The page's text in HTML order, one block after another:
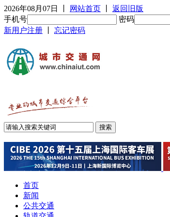
2026年08月07日 网站首页
返回旧版
手机号
密码
新用户注册
忘记密码
首页
新闻
公共交通